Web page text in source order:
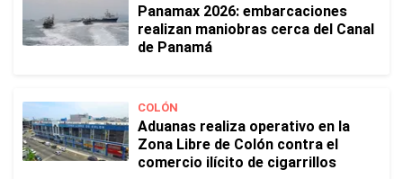
Panamax 2026: embarcaciones
realizan maniobras cerca del Canal
de Panamá
COLÓN
Aduanas realiza operativo en la
Zona Libre de Colón contra el
comercio ilícito de cigarrillos